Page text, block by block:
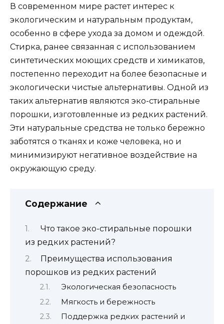
В современном мире растет интерес к
экологическим и натуральным продуктам,
особенно в сфере ухода за домом и одеждой.
Стирка, ранее связанная с использованием
синтетических моющих средств и химикатов,
постепенно переходит на более безопасные и
экологически чистые альтернативы. Одной из
таких альтернатив являются эко-стиральные
порошки, изготовленные из редких растений.
Эти натуральные средства не только бережно
заботятся о тканях и коже человека, но и
минимизируют негативное воздействие на
окружающую среду.
Содержание
Что такое эко-стиральные порошки
из редких растений?
Преимущества использования
порошков из редких растений
Экологическая безопасность
Мягкость и бережность
Поддержка редких растений и